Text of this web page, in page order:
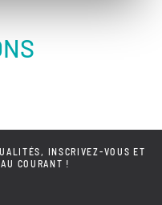
INSCRIVEZ-VOUS ET
COURANT !